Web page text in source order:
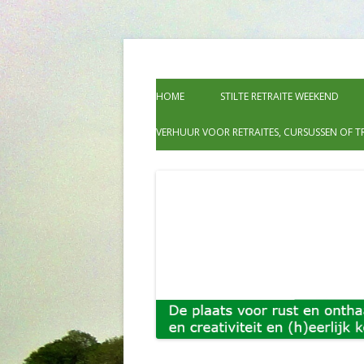
Groot leven, de
HOME STILTE RETRAITE WEEKEND
VERHUUR VOOR RETRAITES, CURSUSSEN OF